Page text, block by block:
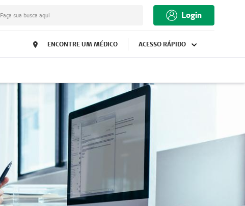
Faça sua busca aqui Login
ENCONTRE UM MÉDICO ACESSO RÁPIDO